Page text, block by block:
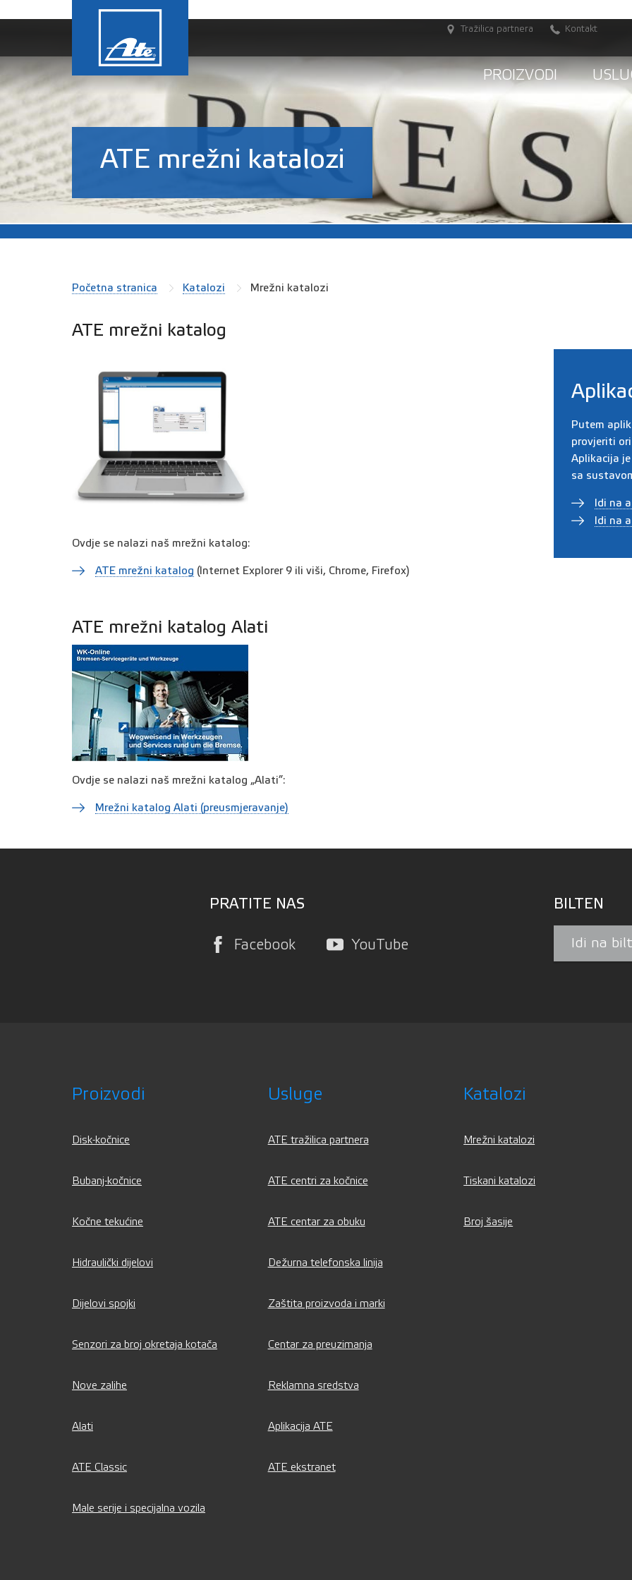
Tražilica partnera Kontakt
PROIZVODI
ATE mrežni katalozi
Početna stranica Katalozi Mrežni katalozi
ATE mrežni katalog
Ovdje se nalazi naš mrežni katalog:
ATE mrežni katalog (Internet Explorer 9 ili viši, Chrome, Firefox)
ATE mrežni katalog Alati
Ovdje se nalazi naš mrežni katalog „Alati”:
Mrežni katalog Alati (preusmjeravanje)
Putem
provjeriti
Aplikacija
sa
Idi na
Idi na
PRATITE NAS
Facebook YouTube
BILTEN
Idi na
Proizvodi
Disk-kočnice
Bubanj-kočnice
Kočne tekućine
Hidraulički dijelovi
Dijelovi spojki
Senzori za broj okretaja kotača
Nove zalihe
Alati
ATE Classic
Male serije i specijalna vozila
Usluge
ATE tražilica partnera
ATE centri za kočnice
ATE centar za obuku
Dežurna telefonska linija
Zaštita proizvoda i marki
Centar za preuzimanja
Reklamna sredstva
Aplikacija ATE
ATE ekstranet
Katalozi
Mrežni katalozi
Tiskani katalozi
Broj šasije